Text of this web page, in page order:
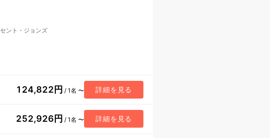
セント・ジョンズ
124,822円 / 1名 〜 詳細を見る
252,926円 / 1名 〜 詳細を見る